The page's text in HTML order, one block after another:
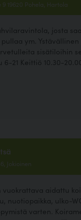
19620 Pohela, Hartola
josta
ym. Ystävällinen
sisätiloihin
21 Keittiö 10.30-
Jokioinen
aidattu
nuotiopaikka, ulko-
varten.